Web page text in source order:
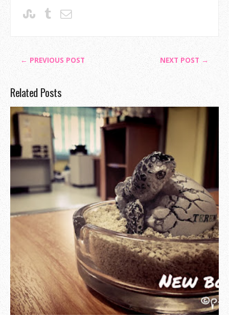
← PREVIOUS POST NEXT POST →
Related Posts